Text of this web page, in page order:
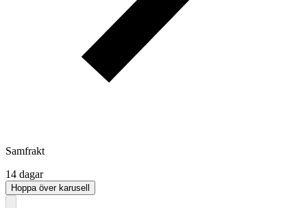
Samfrakt
14 dagar
Hoppa över karusell